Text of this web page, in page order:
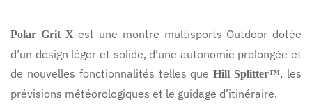
Polar Grit Xest une montre multisports Outdoor dotée
d’un design léger et solide, d’une autonomie prolongée et
de nouvelles fonctionnalités telles queHill Splitter™, les
prévisions météorologiques et le guidage d’itinéraire.